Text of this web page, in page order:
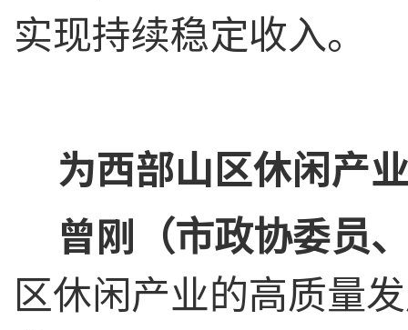
实现持续稳定收入。
为西部山区休闲产
曾刚（市政协委员
区休闲产业的高质量